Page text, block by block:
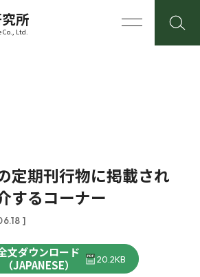
所
Ltd.
定期刊行物に掲載され
するコーナー
]
文ダウンロード
（JAPANESE）
20.2KB